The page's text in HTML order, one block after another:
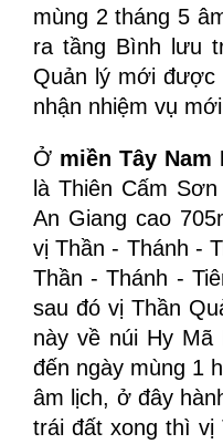
mùng 2 tháng 5
ra tầng Bình lưu
Quản lý mới
nhận nhiệm vụ
Ở miền Tây Nam
là Thiên Cấm
An Giang cao
vị Thần - Thánh -
Thần - Thánh -
sau đó vị Thần
này về núi Hy
đến ngày mùng 1
âm lịch, ở đây
trái đất xong thì